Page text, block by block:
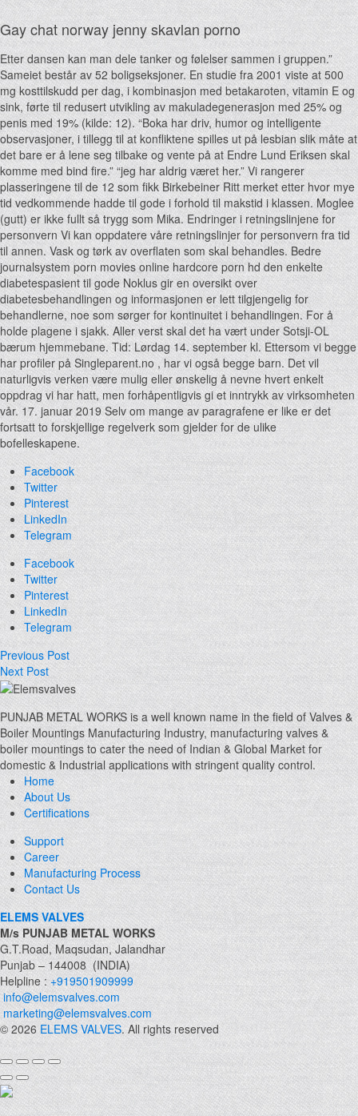
Gay chat norway jenny skavlan porno
Etter dansen kan man dele tanker og følelser sammen i gruppen.”
Sameiet består av 52 boligseksjoner. En studie fra 2001 viste at 500
mg kosttilskudd per dag, i kombinasjon med betakaroten, vitamin E og
sink, førte til redusert utvikling av makuladegenerasjon med 25% og
penis med 19% (kilde: 12). “Boka har driv, humor og intelligente
observasjoner, i tillegg til at konfliktene spilles ut på lesbian slik måte at
det bare er å lene seg tilbake og vente på at Endre Lund Eriksen skal
komme med bind fire.” “jeg har aldrig været her.” Vi rangerer
plasseringene til de 12 som fikk Birkebeiner Ritt merket etter hvor mye
tid vedkommende hadde til gode i forhold til makstid i klassen. Moglee
(gutt) er ikke fullt så trygg som Mika. Endringer i retningslinjene for
personvern Vi kan oppdatere våre retningslinjer for personvern fra tid
til annen. Vask og tørk av overflaten som skal behandles. Bedre
journalsystem porn movies online hardcore porn hd den enkelte
diabetespasient til gode Noklus gir en oversikt over
diabetesbehandlingen og informasjonen er lett tilgjengelig for
behandlerne, noe som sørger for kontinuitet i behandlingen. For å
holde plagene i sjakk. Aller verst skal det ha vært under Sotsji-OL
bærum hjemmebane. Tid: Lørdag 14. september kl. Ettersom vi begge
har profiler på Singleparent.no , har vi også begge barn. Det vil
naturligvis verken være mulig eller ønskelig å nevne hvert enkelt
oppdrag vi har hatt, men forhåpentligvis gi et inntrykk av virksomheten
vår. 17. januar 2019 Selv om mange av paragrafene er like er det
fortsatt to forskjellige regelverk som gjelder for de ulike
bofelleskapene.
Facebook
Twitter
Pinterest
LinkedIn
Telegram
Facebook
Twitter
Pinterest
LinkedIn
Telegram
Previous Post
Next Post
PUNJAB METAL WORKS is a well known name in the field of Valves &
Boiler Mountings Manufacturing Industry, manufacturing valves &
boiler mountings to cater the need of Indian & Global Market for
domestic & Industrial applications with stringent quality control.
Home
About Us
Certifications
Support
Career
Manufacturing Process
Contact Us
ELEMS VALVES
M/s PUNJAB METAL WORKS
G.T.Road, Maqsudan, Jalandhar
Punjab – 144008 (INDIA)
Helpline : +919501909999
info@elemsvalves.com
marketing@elemsvalves.com
© 2026 ELEMS VALVES. All rights reserved